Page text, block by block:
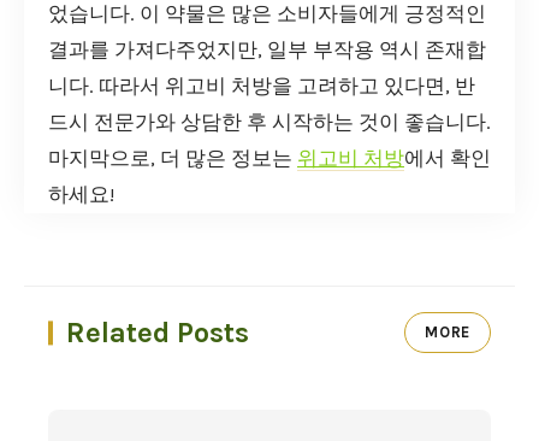
었습니다. 이 약물은 많은 소비자들에게 긍정적인
결과를 가져다주었지만, 일부 부작용 역시 존재합
니다. 따라서 위고비 처방을 고려하고 있다면, 반
드시 전문가와 상담한 후 시작하는 것이 좋습니다.
마지막으로, 더 많은 정보는 위고비 처방에서 확인
하세요!
Related Posts MORE